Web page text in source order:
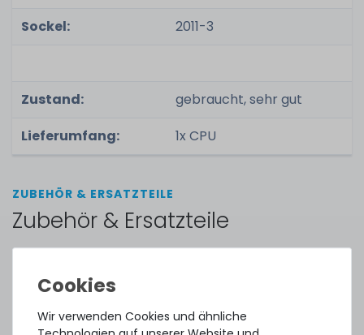
Sockel:
2011-3
Zustand:
gebraucht, sehr gut
Lieferumfang:
1x CPU
ZUBEHÖR & ERSATZTEILE
Zubehör & Ersatzteile
CPU-Halterung / Rahmen / Tray für Intel Xeon E5-
2600v3 Serie in HPE ProLiant Gen9 Server
Wir verwenden Cookies und ähnliche